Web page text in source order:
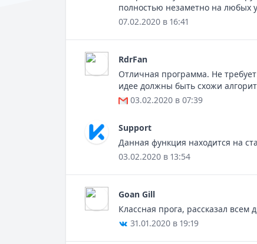
полностью незаметно на любых
07.02.2020 в 16:41
RdrFan
Отличная программа. Не
идее должны быть схожи
03.02.2020 в 07:39
Support
Данная функция находится на
03.02.2020 в 13:54
Goan Gill
Классная прога, рассказал всем
31.01.2020 в 19:19